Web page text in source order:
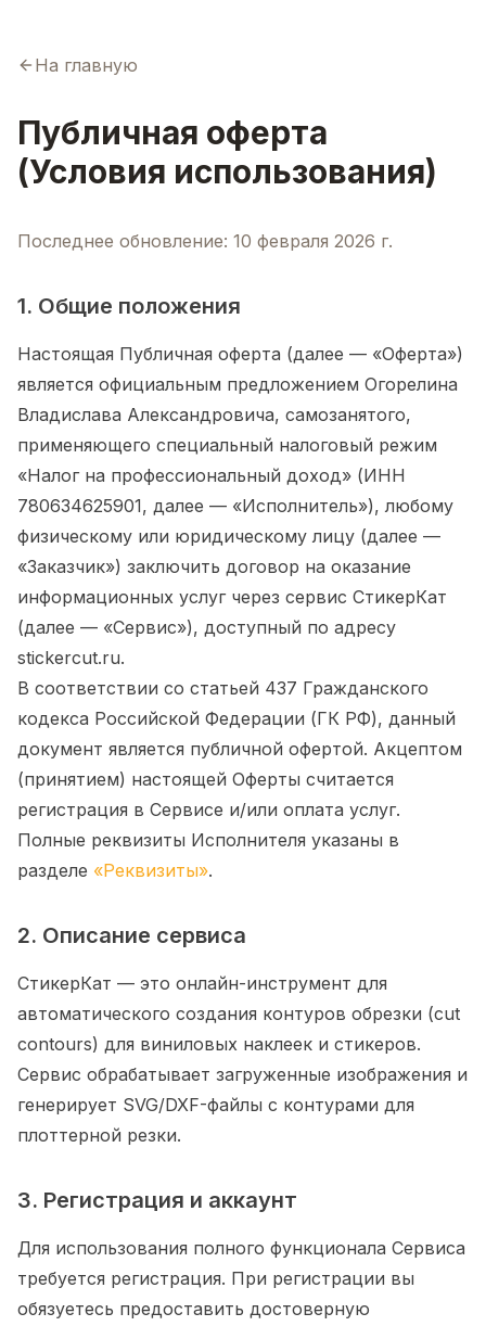
На главную
Публичная оферта
(Условия использования)
Последнее обновление: 10 февраля 2026 г.
1. Общие положения
Настоящая Публичная оферта (далее — «Оферта»)
является официальным предложением Огорелина
Владислава Александровича, самозанятого,
применяющего специальный налоговый режим
«Налог на профессиональный доход» (ИНН
780634625901, далее — «Исполнитель»), любому
физическому или юридическому лицу (далее —
«Заказчик») заключить договор на оказание
информационных услуг через сервис СтикерКат
(далее — «Сервис»), доступный по адресу
stickercut.ru.
В соответствии со статьей 437 Гражданского
кодекса Российской Федерации (ГК РФ), данный
документ является публичной офертой. Акцептом
(принятием) настоящей Оферты считается
регистрация в Сервисе и/или оплата услуг.
Полные реквизиты Исполнителя указаны в
разделе «Реквизиты».
2. Описание сервиса
СтикерКат — это онлайн-инструмент для
автоматического создания контуров обрезки (cut
contours) для виниловых наклеек и стикеров.
Сервис обрабатывает загруженные изображения и
генерирует SVG/DXF-файлы с контурами для
плоттерной резки.
3. Регистрация и аккаунт
Для использования полного функционала Сервиса
требуется регистрация. При регистрации вы
обязуетесь предоставить достоверную